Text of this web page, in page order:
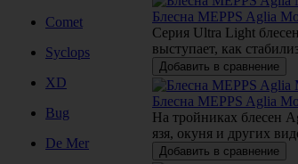
Comet
Syclops
XD
Bug
De Mer
Блесна MEPPS Aglia
Серия Ultra Light
выступает, как
Блесна MEPPS Aglia
На тройниках блесен
язя, окуня и других